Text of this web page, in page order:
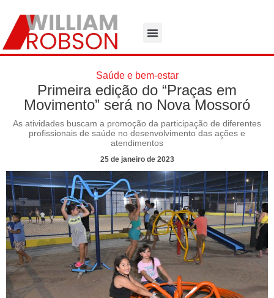
Saúde e bem-estar
Primeira edição do “Praças em
Movimento” será no Nova Mossoró
As atividades buscam a promoção da participação de diferentes
profissionais de saúde no desenvolvimento das ações e
atendimentos
25 de janeiro de 2023